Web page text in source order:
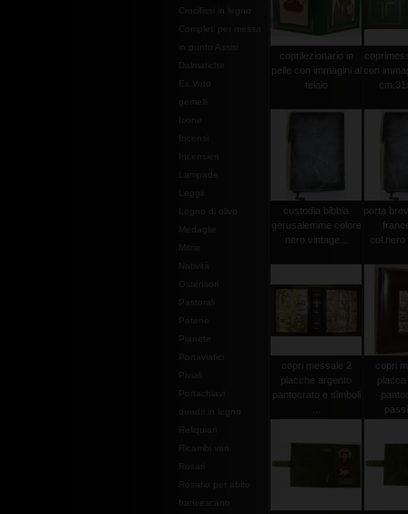
Crocifissi in legno
Completi per messa
in punto Assisi
Dalmatiche
Ex Voto
gemelli
Leggii
Legno di olivo
Medaglie
Mitrie
Natività
Ostensori
Pastorali
Patene
Pianete
Portaviatici
Piviali
Portachiavi
quadri in legno
Reliquiari
Ricambi vari
Rosari
Rosario per abito
francescano
coprilezionario in
pelle con immagini al
telaio
con
custodia bibbia
gerusalemme colore
nero vintage...
porta
col.nero
copri messale 2
placche argento
pantocrato e simboli
copri